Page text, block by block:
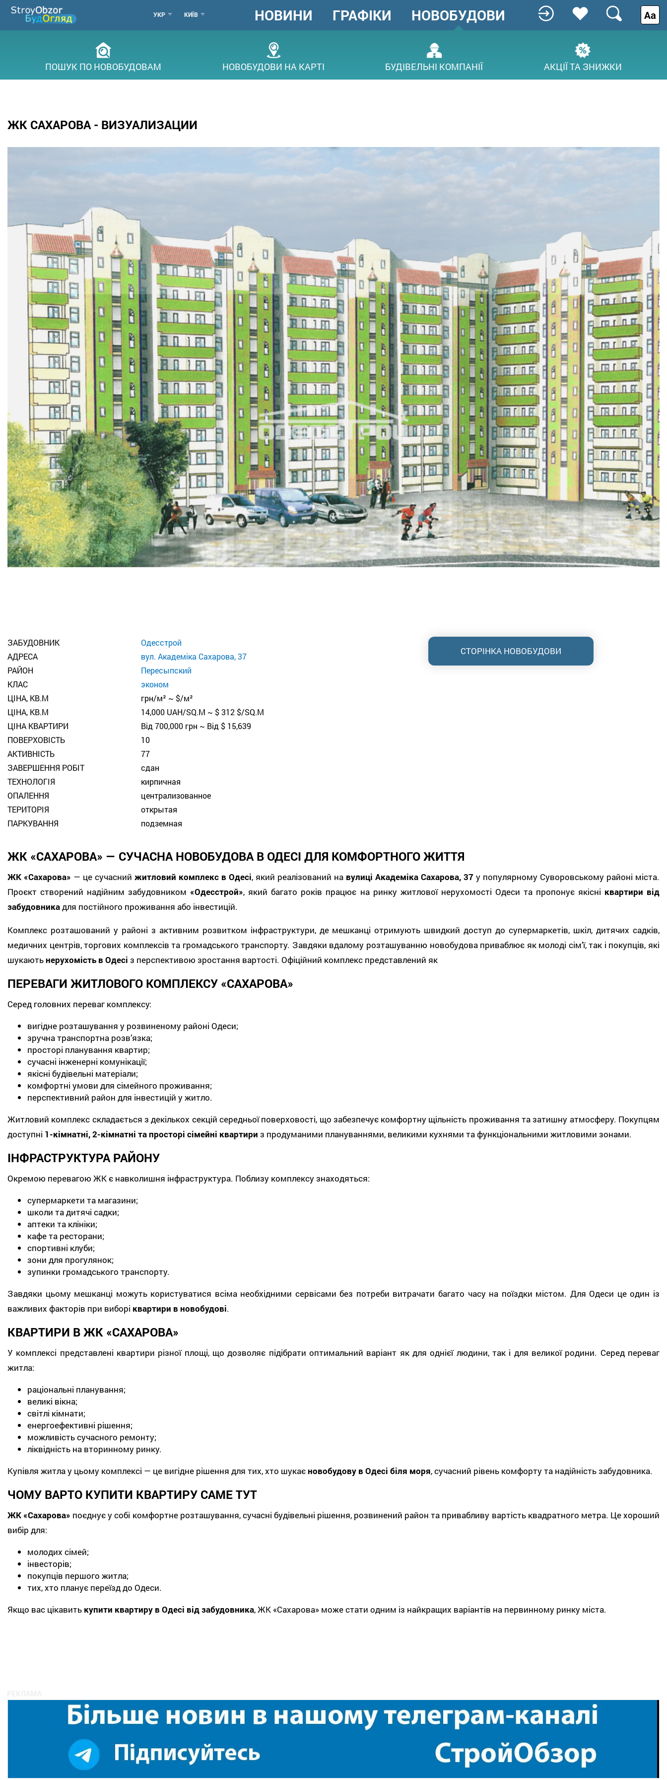
Перейти
основного
УКР
МЕНЮ
ГОРОДОВ
КИЇВ
ГОЛОВНЕ
МЕНЮ
НОВИНИ ГРАФІКИ НОВОБУДОВИ
ПОШУК ПО НОВОБУДОВАМ НОВОБУДОВИ НА КАРТІ БУДІВЕЛЬНІ КОМПАНІЇ АКЦІЇ ТА ЗНИЖКИ
Аа
ЖК САХАРОВА - ВИЗУАЛИЗАЦИИ
ЗАБУДОВНИК
Одесстрой
АДРЕСА
вул. Академіка Сахарова, 37
РАЙОН
Пересыпский
КЛАС
эконом
ЦІНА, КВ.М
грн/м² ~ $/м²
ЦІНА, КВ.М
14,000 UAH/SQ.M ~ $ 312 $/SQ.M
ЦІНА КВАРТИРИ
Від 700,000 грн ~ Від $ 15,639
ПОВЕРХОВІСТЬ
10
АКТИВНІСТЬ
77
ЗАВЕРШЕННЯ РОБІТ
сдан
ТЕХНОЛОГІЯ
кирпичная
ОПАЛЕННЯ
централизованное
ТЕРИТОРІЯ
открытая
ПАРКУВАННЯ
подземная
ЖК «САХАРОВА» — СУЧАСНА НОВОБУДОВА В ОДЕСІ ДЛЯ КОМФОРТНОГО ЖИТТЯ
ЖК «Сахарова» — це сучасний житловий комплекс в Одесі, який реалізований на вулиці Академіка Сахарова, 37 у популярному Суворовському районі міста.
Проєкт створений надійним забудовником «Одесстрой», який багато років працює на ринку житлової нерухомості Одеси та пропонує якісні квартири від
забудовникадля постійного проживання або інвестицій.
Комплекс розташований у районі з активним розвитком інфраструктури, де мешканці отримують швидкий доступ до супермаркетів, шкіл, дитячих садків,
медичних центрів, торгових комплексів та громадського транспорту. Завдяки вдалому розташуванню новобудова приваблює як молоді сім’ї, так і покупців, які
шукаютьнерухомість в Одесі з перспективою зростання вартості. Офіційний комплекс представлений як
ПЕРЕВАГИ ЖИТЛОВОГО КОМПЛЕКСУ «САХАРОВА»
Серед головних переваг комплексу:
вигідне розташування у розвиненому районі Одеси;
зручна транспортна розв’язка;
просторі планування квартир;
сучасні інженерні комунікації;
якісні будівельні матеріали;
комфортні умови для сімейного проживання;
перспективний район для інвестицій у житло.
Житловий комплекс складається з декількох секцій середньої поверховості, що забезпечує комфортну щільність проживання та затишну атмосферу. Покупцям
доступні 1-кімнатні, 2-кімнатні та просторі сімейні квартири з продуманими плануваннями, великими кухнями та функціональними житловими зонами.
ІНФРАСТРУКТУРА РАЙОНУ
Окремою перевагою ЖК є навколишня інфраструктура. Поблизу комплексу знаходяться:
супермаркети та магазини;
школи та дитячі садки;
аптеки та клініки;
кафе та ресторани;
спортивні клуби;
зони для прогулянок;
зупинки громадського транспорту.
Завдяки цьому мешканці можуть користуватися всіма необхідними сервісами без потреби витрачати багато часу на поїздки містом. Для Одеси це один із
важливих факторів при виборі квартири в новобудові.
КВАРТИРИ В ЖК «САХАРОВА»
У комплексі представлені квартири різної площі, що дозволяє підібрати оптимальний варіант як для однієї людини, так і для великої родини. Серед переваг
житла:
раціональні планування;
великі вікна;
світлі кімнати;
енергоефективні рішення;
можливість сучасного ремонту;
ліквідність на вторинному ринку.
Купівля житла у цьому комплексі — це вигідне рішення для тих, хто шукаєновобудову в Одесі біля моря, сучасний рівень комфорту та надійність забудовника.
ЧОМУ ВАРТО КУПИТИ КВАРТИРУ САМЕ ТУТ
ЖК «Сахарова» поєднує у собі комфортне розташування, сучасні будівельні рішення, розвинений район та привабливу вартість квадратного метра. Це хороший
вибір для:
молодих сімей;
інвесторів;
покупців першого житла;
тих, хто планує переїзд до Одеси.
Якщо вас цікавить купити квартиру в Одесі від забудовника, ЖК «Сахарова» може стати одним із найкращих варіантів на первинному ринку міста.
СТОРІНКА НОВОБУДОВИ